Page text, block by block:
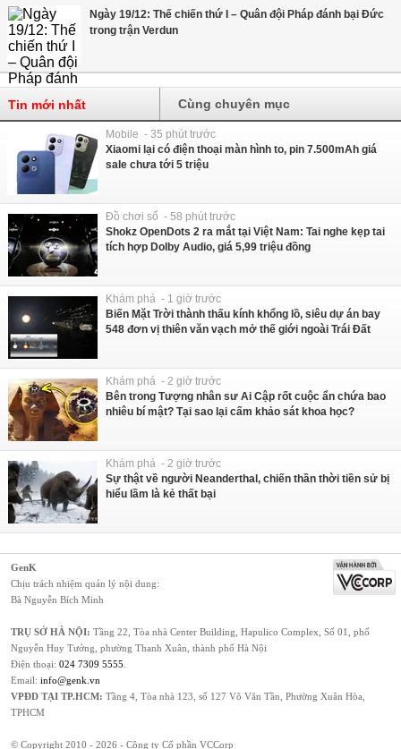
Ngày 19/12: Thế chiến thứ I – Quân đội Pháp đánh bại Đức
trong trận Verdun
Tin mới nhất Cùng chuyên mục
Mobile - 35 phút trước
Xiaomi lại có điện thoại màn hình to, pin 7.500mAh giá
sale chưa tới 5 triệu
Đồ chơi số - 58 phút trước
Shokz OpenDots 2 ra mắt tại Việt Nam: Tai nghe kẹp tai
tích hợp Dolby Audio, giá 5,99 triệu đồng
Khám phá - 1 giờ trước
Biến Mặt Trời thành thấu kính khổng lồ, siêu dự án bay
548 đơn vị thiên văn vạch mở thế giới ngoài Trái Đất
Khám phá - 2 giờ trước
Bên trong Tượng nhân sư Ai Cập rốt cuộc ẩn chứa bao
nhiêu bí mật? Tại sao lại cấm khảo sát khoa học?
Khám phá - 2 giờ trước
Sự thật về người Neanderthal, chiến thần thời tiền sử bị
hiểu lầm là kẻ thất bại
GenK
Chịu trách nhiệm quản lý nội dung:
Bà Nguyễn Bích Minh
TRỤ SỞ HÀ NỘI: Tầng 22, Tòa nhà Center Building, Hapulico Complex, Số 01, phố
Nguyễn Huy Tưởng, phường Thanh Xuân, thành phố Hà Nội
Điện thoại: 024 7309 5555
Email: info@genk.vn
VPĐD TẠI TP.HCM: Tầng 4, Tòa nhà 123, số 127 Võ Văn Tần, Phường Xuân Hòa,
TPHCM
© Copyright 2010 - 2026 - Công ty Cổ phần VCCorp